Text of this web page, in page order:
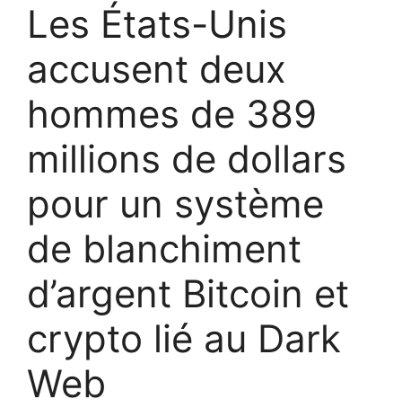
Les États-Unis
accusent deux
hommes de 389
millions de dollars
pour un système
de blanchiment
d’argent Bitcoin et
crypto lié au Dark
Web